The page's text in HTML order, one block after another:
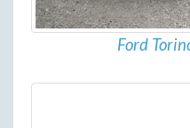
Ford